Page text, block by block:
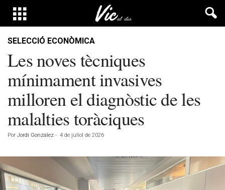
SELECCIÓ ECONÒMICA
Les noves tècniques
mínimament invasives
milloren el diagnòstic de les
malalties toràciques
Por Jordi González - 4 de juliol de 2026